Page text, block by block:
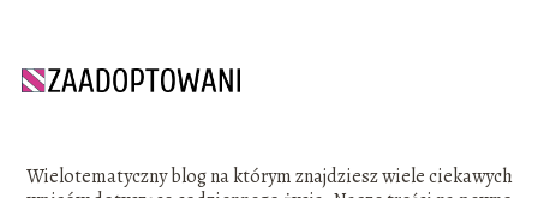
Wielotematyczny blog na którym znajdziesz wiele ciekawych